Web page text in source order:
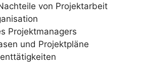
von Projektarbeit
Projektmanagers
und Projektpläne